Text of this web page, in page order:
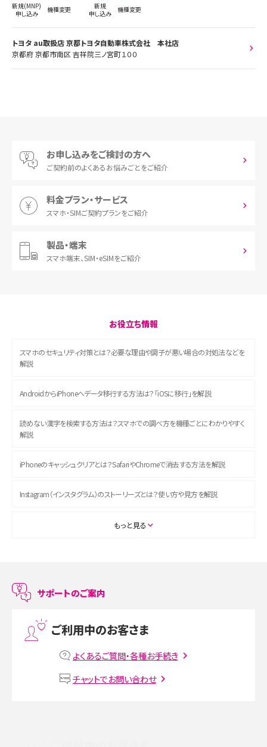
新規(MNP)
申し込み
機種変更
新規
申し込み
機種変更
トヨタ au取扱店 京都トヨタ自動車株式会社 本社店
京都府 京都市南区 吉祥院三ノ宮町１００
お申し込みをご検討の方へ
ご契約前のよくあるお悩みごとをご紹介
料金プラン・サービス
スマホ・SIMご契約プランをご紹介
製品・端末
スマホ端末、SIM・eSIMをご紹介
お役立ち情報
スマホのセキュリティ対策とは？必要な理由や調子が悪い場合の対処法などを
解説
AndroidからiPhoneへデータ移行する方法は？「iOSに移行」を解説
読めない漢字を検索する方法は？スマホでの調べ方を機種ごとにわかりやすく
解説
iPhoneのキャッシュクリアとは？SafariやChromeで消去する方法を解説
Instagram（インスタグラム）のストーリーズとは？使い方や見方を解説
ASMRとは？初心者向けの代表ジャンルや楽しみ方を解説
LINEで友だちを削除する方法は？方法ごとの影響や復活・復元する方法も解説
MNOとは？MVNOやMVNEとの違いやメリット・デメリットを解説
VPN接続とは？仕組みや必要性、メリット・デメリット、接続方法を解説
もっと見る
サポートのご案内
ご利用中のお客さま
よくあるご質問・各種お手続き
チャットでお問い合わせ